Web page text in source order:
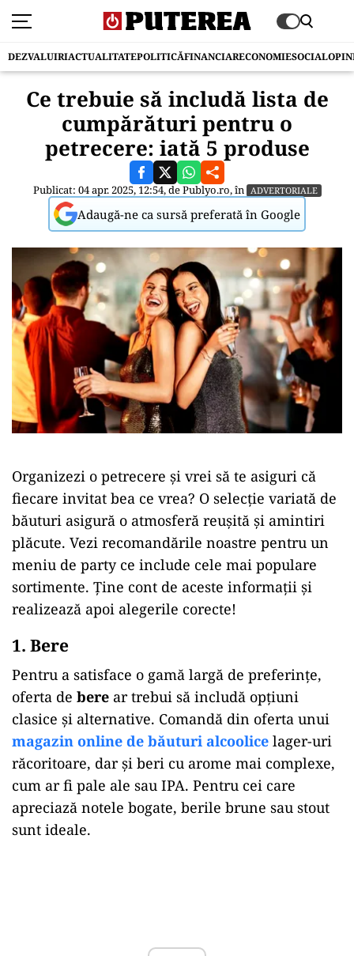
DEZVALUIRIACTUALITATEPOLITICĂFINANCIARECONOMIESOCIAL
Ce trebuie să includă lista de
cumpărături pentru o
petrecere: iată 5 produse
Publicat: 04 apr. 2025, 12:54, dePublyo.ro, în ADVERTORIALE
Adaugă-ne ca sursă preferată în Google
Organizezi o petrecere și vrei să te asiguri că
fiecare invitat bea ce vrea? O selecție variată de
băuturi asigură o atmosferă reușită și amintiri
plăcute. Vezi recomandările noastre pentru un
meniu de party ce include cele mai populare
sortimente. Ține cont de aceste informații și
realizează apoi alegerile corecte!
1. Bere
Pentru a satisface o gamă largă de preferințe,
oferta de bere ar trebui să includă opțiuni
clasice și alternative. Comandă din oferta unui
magazin online de băuturi alcoolice lager-uri
răcoritoare, dar și beri cu arome mai complexe,
cum ar fi pale ale sau IPA. Pentru cei care
apreciază notele bogate, berile brune sau stout
sunt ideale.